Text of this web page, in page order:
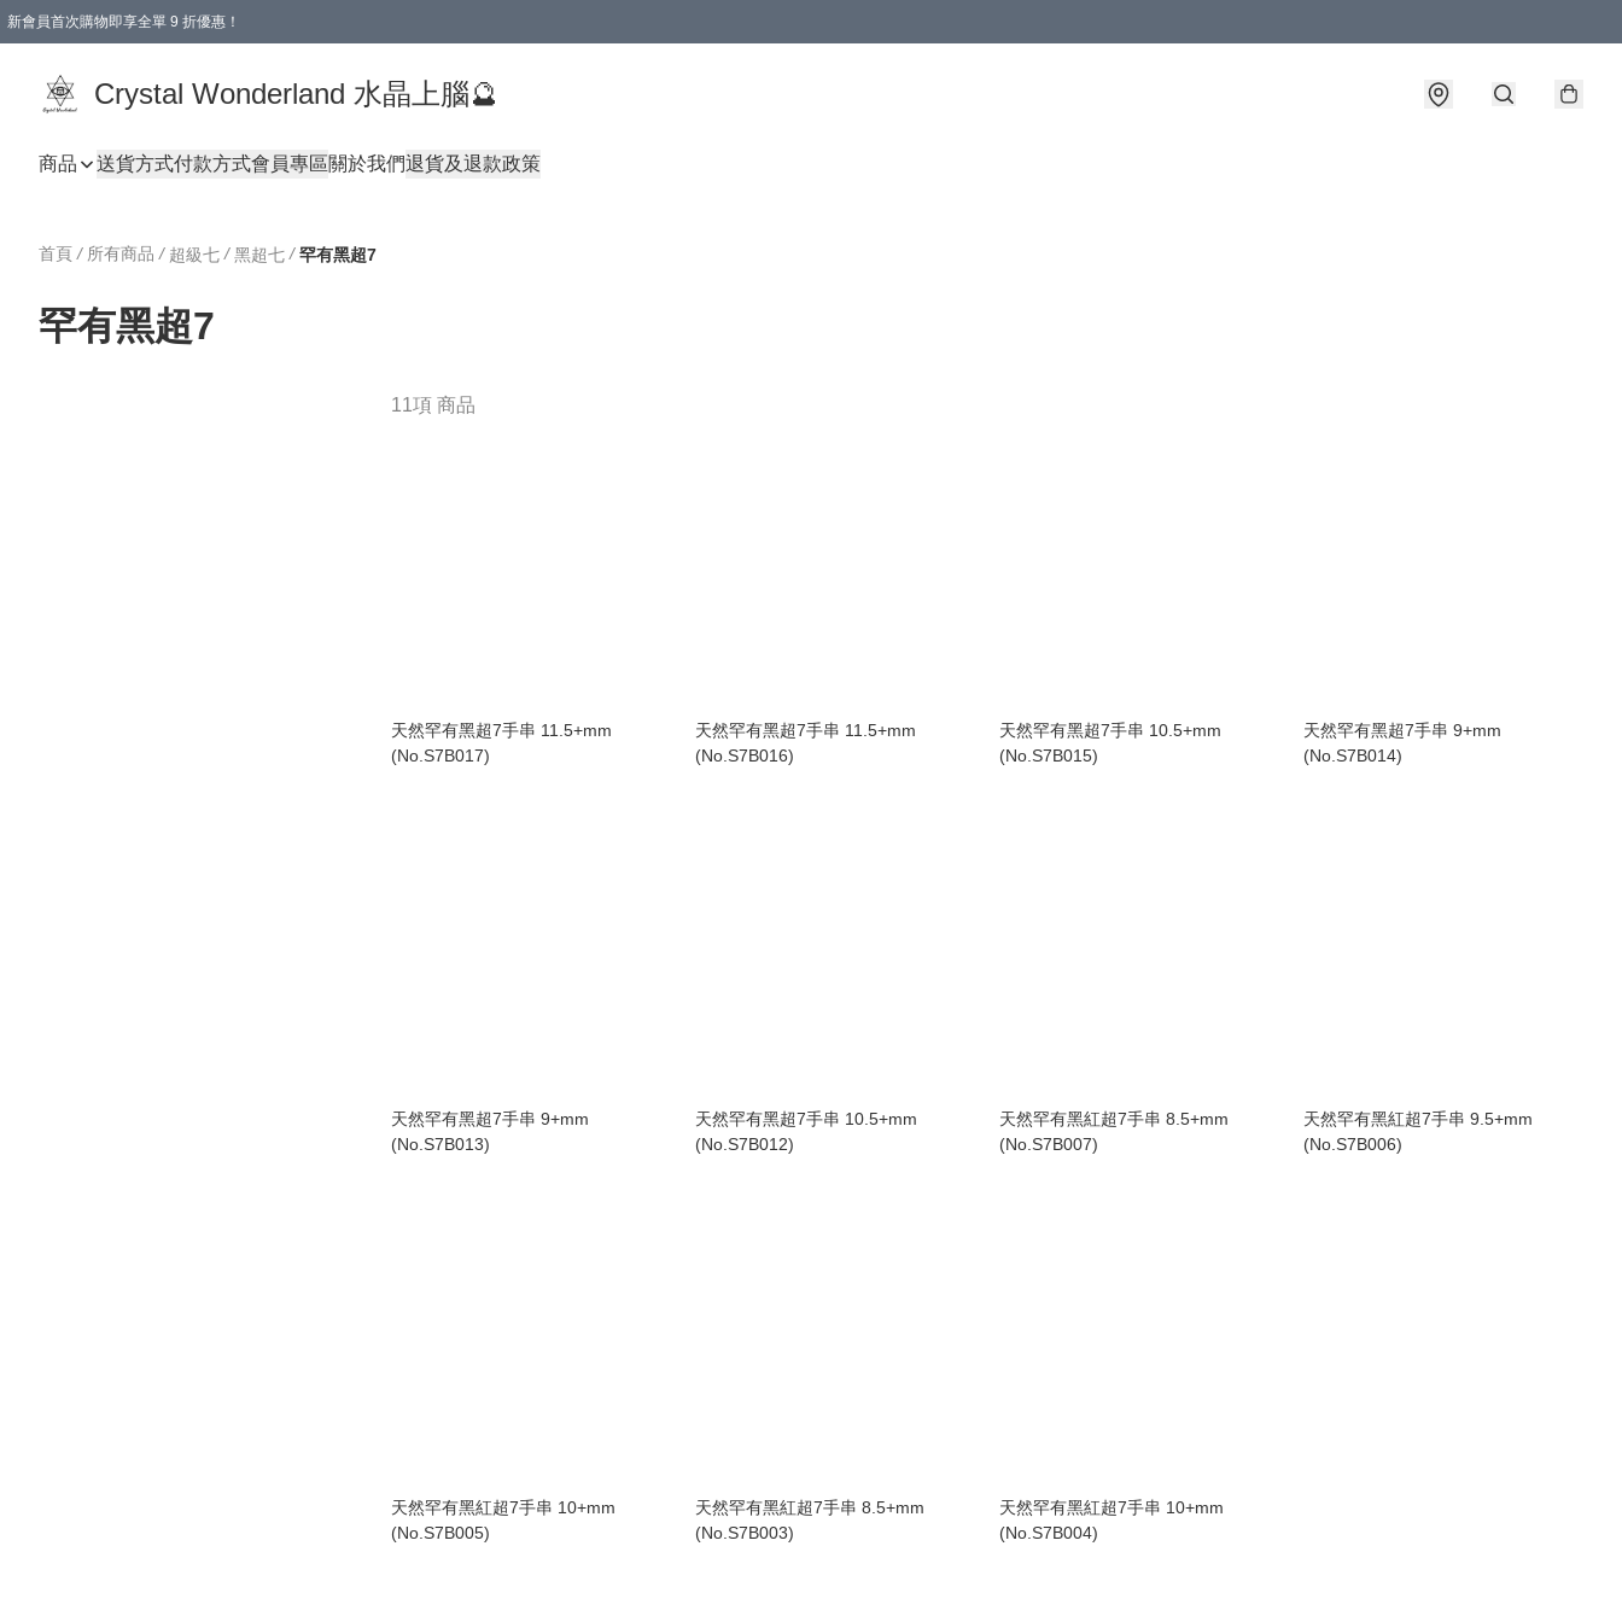
新會員首次購物即享全單 9 折優惠！
Crystal Wonderland 水晶上腦🔮
商品 送貨方式付款方式會員專區關於我們退貨及退款政策
首頁 / 所有商品 / 超級七 / 黑超七 / 罕有黑超7
罕有黑超7
11項 商品
天然罕有黑超7手串 11.5+mm
(No.S7B017)
天然罕有黑超7手串 11.5+mm
(No.S7B016)
天然罕有黑超7手串 10.5+mm
(No.S7B015)
天然罕有黑超7手串 9+mm
(No.S7B014)
天然罕有黑超7手串 9+mm
(No.S7B013)
天然罕有黑超7手串 10.5+mm
(No.S7B012)
天然罕有黑紅超7手串 8.5+mm
(No.S7B007)
天然罕有黑紅超7手串 9.5+mm
(No.S7B006)
天然罕有黑紅超7手串 10+mm
(No.S7B005)
天然罕有黑紅超7手串 8.5+mm
(No.S7B003)
天然罕有黑紅超7手串 10+mm
(No.S7B004)